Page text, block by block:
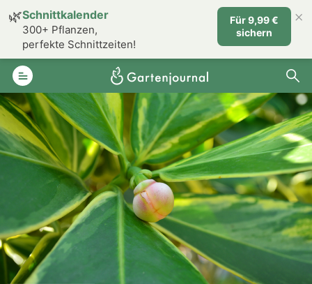
🌿Schnittkalender
300+ Pflanzen,
perfekte Schnittzeiten!
Für 9,99 €
sichern
×